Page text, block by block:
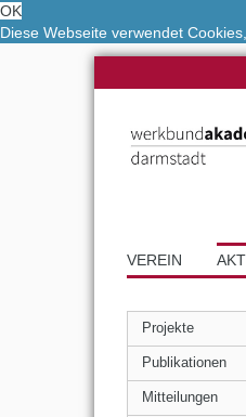
OK
Diese Webseite verwendet
VEREIN
Projekte
Publikationen
Mitteilungen